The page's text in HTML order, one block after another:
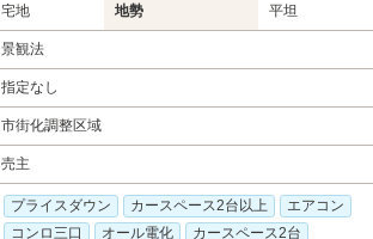
宅地 地勢 平坦
景観法
指定なし
市街化調整区域
売主
プライスダウン カースペース2台以上
エアコン
コンロ三口
オール電化 カースペース2台